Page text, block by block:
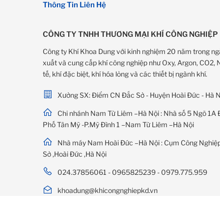
Thông Tin Liên Hệ
CÔNG TY TNHH THƯƠNG MẠI KHÍ CÔNG NGHIỆP
Công ty Khí Khoa Dung với kinh nghiệm 20 năm trong
xuất và cung cấp khí công nghiệp như Oxy, Argon, CO2,
tế, khí đặc biệt, khí hóa lỏng và các thiết bị ngành khí.
Xưởng SX: Điểm CN Đắc Sở - Huyện Hoài Đức - Hà
Chi nhánh Nam Từ Liêm –Hà Nội : Nhà số 5 Ngõ 1A
Phố Tân Mỹ -P.Mỹ Đình 1 –Nam Từ Liêm –Hà Nội
Nhà máy Nam Hoài Đức –Hà Nội : Cụm Công
Sở ,Hoài Đức ,Hà Nội
024.37856061 - 0965825239 - 0979.775.959
khoadung@khicongnghiepkd.vn